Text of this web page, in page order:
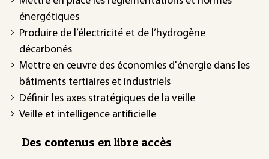
énergétiques
Produire de l’électricité et de l’hydrogène
décarbonés
Mettre en œuvre des économies d'énergie dans les
bâtiments tertiaires et industriels
Définir les axes stratégiques de la veille
Veille et intelligence artificielle
Des contenus en libre accès